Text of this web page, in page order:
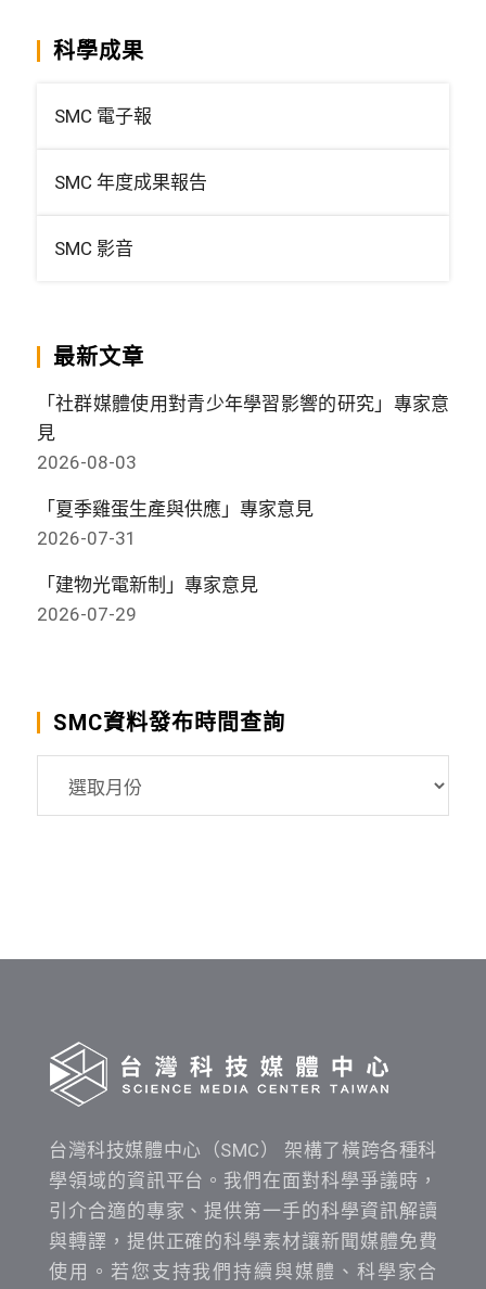
科學成果
SMC 電子報
SMC 年度成果報告
SMC 影音
最新文章
「社群媒體使用對青少年學習影響的研究」專家意
見
2026-08-03
「夏季雞蛋生產與供應」專家意見
2026-07-31
「建物光電新制」專家意見
2026-07-29
SMC資料發布時間查詢
台灣科技媒體中心（SMC） 架構了橫跨各種科
學領域的資訊平台。我們在面對科學爭議時，
引介合適的專家、提供第一手的科學資訊解讀
與轉譯，提供正確的科學素材讓新聞媒體免費
使用。若您支持我們持續與媒體、科學家合